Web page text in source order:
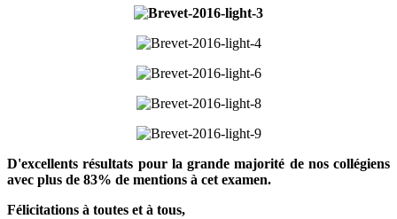
D'excellents résultats pour la grande majorité de nos collégiens
avec plus de 83% de mentions à cet examen.
Félicitations à toutes et à tous,